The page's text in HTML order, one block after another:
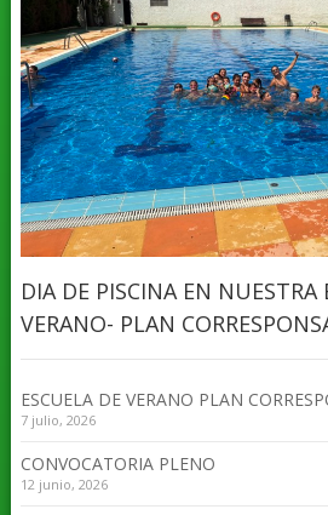
DIA DE PISCINA EN NUESTRA
VERANO- PLAN
ESCUELA DE VERANO PLAN
7 julio, 2026
CONVOCATORIA PLENO
12 junio, 2026